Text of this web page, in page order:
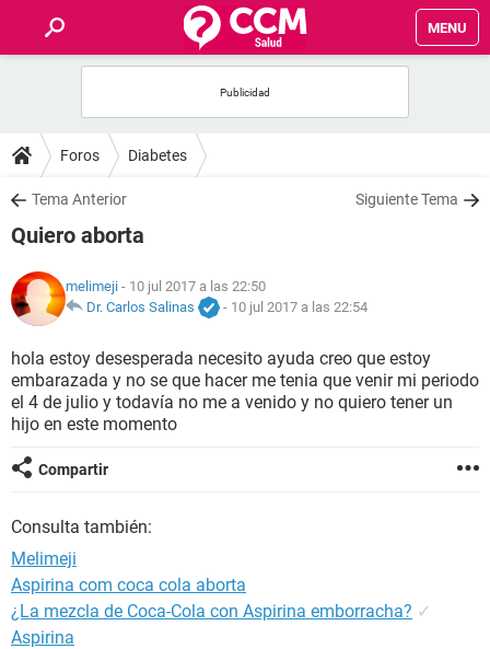
MENU
FOROS
SALUD
FAMILIA
NUTRICIÓN
BIENESTAR
SEXUALIDAD
GLOSARIO
Foros Diabetes
Tema Anterior Siguiente Tema
Quiero aborta
melimeji - 10 jul 2017 a las 22:50
Dr. Carlos Salinas
- 10 jul 2017 a las 22:54
hola estoy desesperada necesito ayuda creo que estoy
embarazada y no se que hacer me tenia que venir mi periodo
el 4 de julio y todavía no me a venido y no quiero tener un
hijo en este momento
Compartir
Consulta también:
Melimeji
Aspirina com coca cola aborta
¿La mezcla de Coca-Cola con Aspirina emborracha? ✓
Aspirina